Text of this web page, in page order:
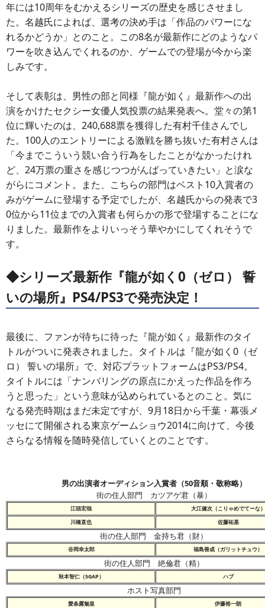
年には10周年をむかえるシリーズの歴史を感じさせまし
た。名越氏によれば、選考の決め手は「作品のパワーにな
れるかどうか」とのこと。この8名が最新作にどのようなパ
ワーを吹き込んでくれるのか、ゲームでの登場が今から楽
しみです。
そして表彰は、男性の部と同様『龍が如く』最新作への出
演をかけたセクシー女優人気投票の結果発表へ。堂々の第1
位に輝いたのは、240,688票を獲得した有村千佳さんでし
た。100人のエントリーによる激戦を勝ち抜いた有村さんは
「今までこういう競い合う行為をしたことがなかったけれ
ど、24万票の重さを感じつつがんばっていきたい」と涙な
がらにコメント。また、こちらの部門はベスト10入賞者の
みがゲームに登場する予定でしたが、名越氏からの発表で3
0位から11位までの入賞者も何らかの形で登場することにな
りました。最新作をよりいっそう華やかにしてくれそうで
す。
◆シリーズ最新作『龍が如く0（ゼロ） 誓
いの場所』PS4/PS3で発売決定！
最後に、ファンが待ちに待った『龍が如く』最新作のタイ
トルがついに発表されました。タイトルは『龍が如く0（ゼ
ロ） 誓いの場所』で、対応プラットフォームはPS3/PS4。
タイトルには「ナンバリングの原点にかえった作品を作ろ
うと思った」という意味が込められているとのこと。気に
なる発売時期はまだ未定ですが、9月18日から千葉・幕張メ
ッセにて開催される東京ゲームショウ2014に向けて、今後
さらなる情報を随時発信していくとのことです。
男の出演者オーディション入賞者（50音順・敬称略）
街の住人部門 カツアゲ君（暴）
江頭宏哉
大江健次（こりゃめでてーな）
川橋直也
佐藤祐基
街の住人部門 金持ち君（財）
谷岡幸太郎 福島善成（ガリットチュウ）
街の住人部門 絶倫君（精）
秋本智仁（5GAP） ハブ
ホスト写真部門
愛条露魅皇
伊藤裕一朗